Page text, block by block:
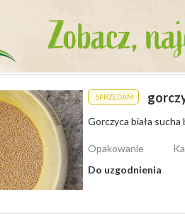
SPRZEDAM
Gorczyca biała
Opakowanie
Do uzgodnienia